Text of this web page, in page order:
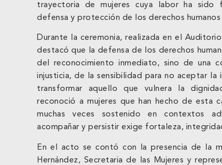
trayectoria de mujeres cuya labor ha sido
defensa y protección de los derechos
Durante la ceremonia, realizada en el
destacó que la defensa de los derechos
del reconocimiento inmediato, sino de una
injusticia, de la sensibilidad para no aceptar
transformar aquello que vulnera la
reconoció a mujeres que han hecho de esta
muchas veces sostenido en contextos
acompañar y persistir exige fortaleza,
En el acto se contó con la presencia de la
Hernández, Secretaria de las Mujeres y